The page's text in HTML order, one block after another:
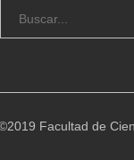
e
h
Facultad de